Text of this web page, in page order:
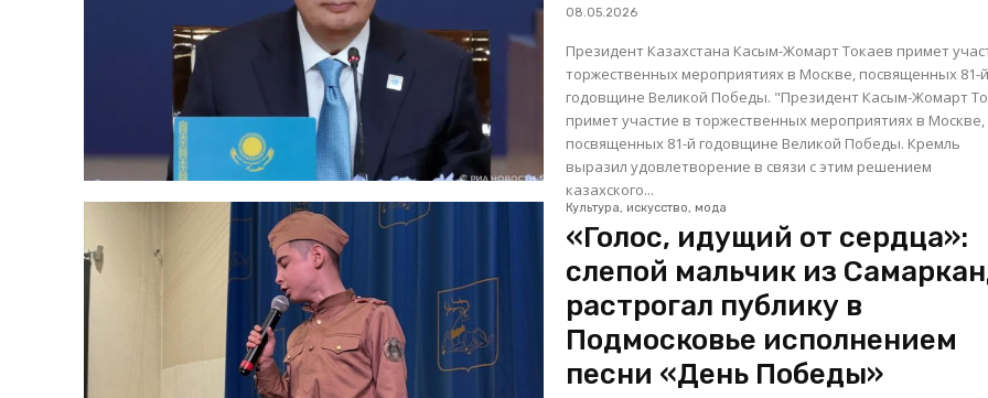
08.05.2026
Президент Казахстана Касым-Жомарт Токаев примет
торжественных мероприятиях в Москве, посвященных 81-
годовщине Великой Победы. "Президент Касым-Жомарт Токаев
примет участие в торжественных мероприятиях в Москве,
посвященных 81-й годовщине Великой Победы. Кремль
выразил удовлетворение в связи с этим решением
казахского...
Культура, искусство, мода
«Голос, идущий от сердца»:
слепой мальчик из
растрогал публику в
Подмосковье исполнением
песни «День Победы»